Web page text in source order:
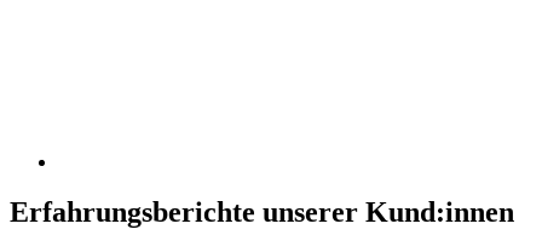
Erfahrungsberichte unserer Kund:innen